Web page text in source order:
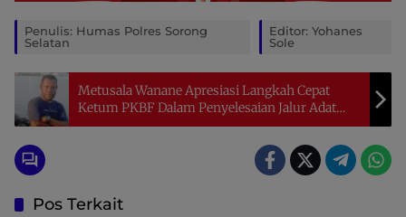
Penulis: Humas Polres Sorong
Selatan
Editor: Yohanes
Sole
Metusala Wanane Apresiasi Langkah Cepat
Ketum PKBF Dalam Penyelesaian Jalur Adat
Kasus Pengeroyokan oleh Warganya
Pos Terkait